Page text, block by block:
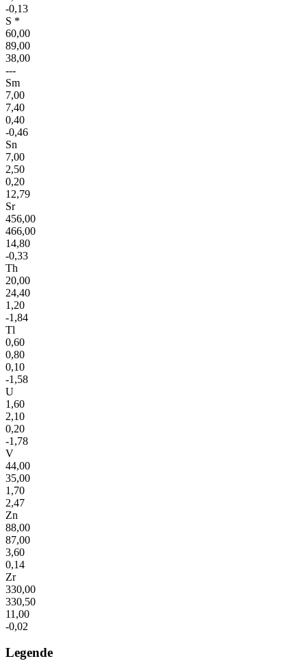
-0,13
S *
60,00
89,00
38,00
---
Sm
7,00
7,40
0,40
-0,46
Sn
7,00
2,50
0,20
12,79
Sr
456,00
466,00
14,80
-0,33
Th
20,00
24,40
1,20
-1,84
Tl
0,60
0,80
0,10
-1,58
U
1,60
2,10
0,20
-1,78
V
44,00
35,00
1,70
2,47
Zn
88,00
87,00
3,60
0,14
Zr
330,00
330,50
11,00
-0,02
Legende